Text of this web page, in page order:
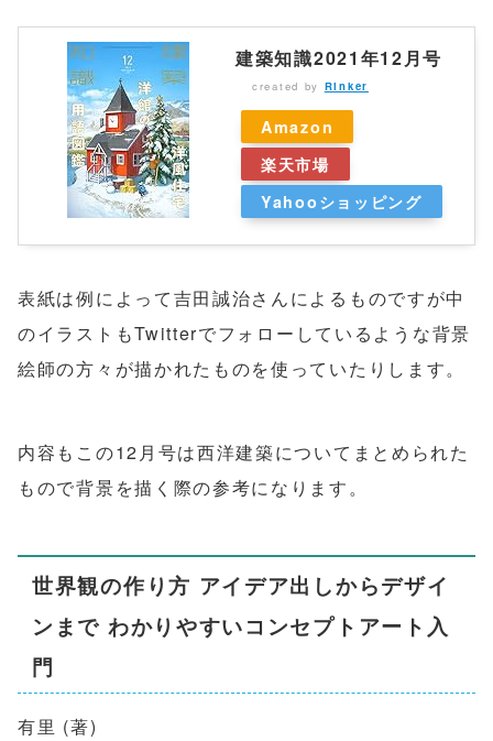
建築知識2021年12月号
created by Rinker
Amazon
楽天市場
Yahooショッピング
表紙は例によって吉田誠治さんによるものですが中
のイラストもTwitterでフォローしているような背景
絵師の方々が描かれたものを使っていたりします。
内容もこの12月号は西洋建築についてまとめられた
もので背景を描く際の参考になります。
世界観の作り方 アイデア出しからデザイ
ンまで わかりやすいコンセプトアート入
門
有里 (著)